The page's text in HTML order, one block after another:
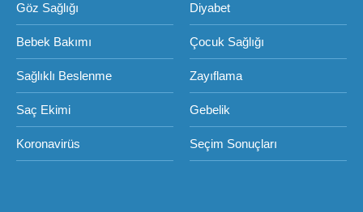
Göz Sağlığı Diyabet
Bebek Bakımı Çocuk Sağlığı
Sağlıklı Beslenme Zayıflama
Saç Ekimi Gebelik
Koronavirüs Seçim Sonuçları